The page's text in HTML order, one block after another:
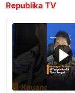
Republika TV